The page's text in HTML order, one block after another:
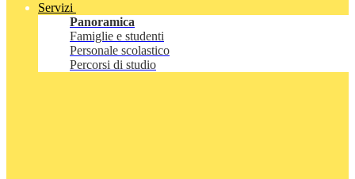
Servizi
Panoramica
Famiglie e studenti
Personale scolastico
Percorsi di studio